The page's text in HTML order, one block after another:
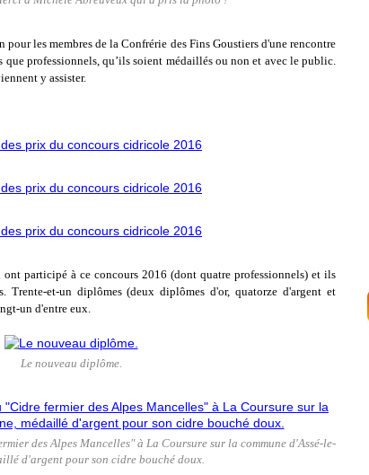
les membres de la Confrérie des Fins Goustiers d'une rencontre
que professionnels, qu’ils soient médaillés ou non et avec le public.
y assister.
participé à ce concours 2016 (dont quatre professionnels) et ils
Trente-et-un diplômes (deux diplômes d'or, quatorze d'argent et
un d'entre eux.
Le nouveau diplôme.
des Alpes Mancelles" à La Coursure sur la commune d'Assé-le-
d'argent pour son cidre bouché doux.